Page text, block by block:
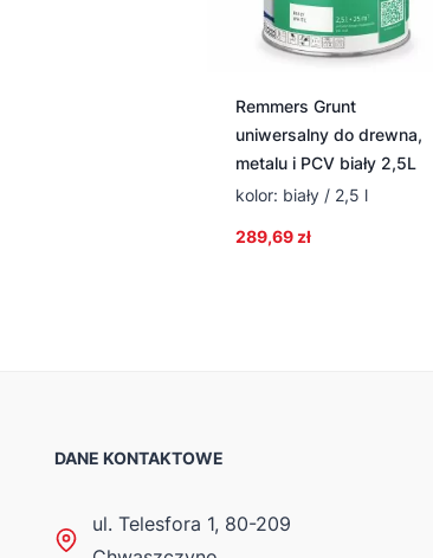
Remmers Grunt
uniwersalny do drewna,
metalu i PCV biały 2,5L
kolor: biały / 2,5 l
289,69zł
DANE KONTAKTOWE
ul. Telesfora 1, 80-209